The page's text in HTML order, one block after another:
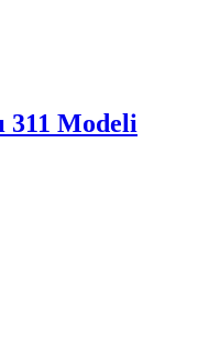
311 Modeli